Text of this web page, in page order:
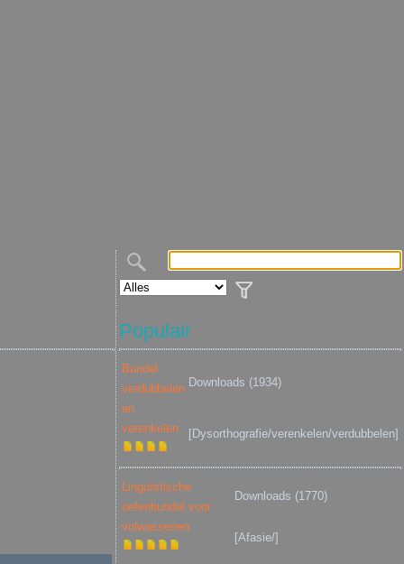
Populair
Bundel
verdubbelen
en
verenkelen
Downloads (1934)
[Dysorthografie/verenkelen/verdubbelen]
Linguïstische
oefenbundel voor
volwassenen
Downloads (1770)
[Afasie/]